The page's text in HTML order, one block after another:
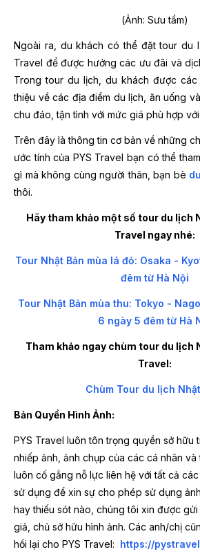
(Ảnh: Sưu tầm)
Ngoài ra, du khách có thể đặt tour du
Travel để được hưởng các ưu đãi và
Trong tour du lịch, du khách được
thiệu về các địa điểm du lịch, ăn uống
chu đáo, tận tình với mức giá phù hợp
Trên đây là thông tin cơ bản về những
ước tính của PYS Travel bạn có thể
gì mà không cùng người thân, bạn bè
thôi.
Hãy tham khảo một số tour du lịch
Travel ngay nhé:
Tour Nhật Bản mùa lá đỏ: Osaka -
đêm từ Hà Nội
Tour Nhật Bản mùa thu: Tokyo -
6 ngày 5 đêm từ Hà
Tham khảo ngay chùm tour du lịch
Travel:
Chùm Tour du lịch
Bản Quyền Hình Ảnh:
PYS Travel luôn tôn trọng quyền sở hữu
nhiếp ảnh, ảnh chụp của các cá nhân và
luôn cố gắng nỗ lực liên hệ với tất cả
sử dụng để xin sự cho phép sử dụng
hay thiếu sót nào, chúng tôi xin được gửi
giả, chủ sở hữu hình ảnh. Các anh/chị
hồi lại cho PYS Travel: https://